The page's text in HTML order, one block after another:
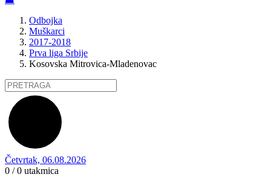
Odbojka
Muškarci
2017-2018
Prva liga Srbije
Kosovska Mitrovica-Mladenovac
Četvrtak, 06.08.2026
0 / 0 utakmica